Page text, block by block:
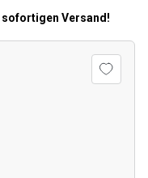
sofortigen Versand!